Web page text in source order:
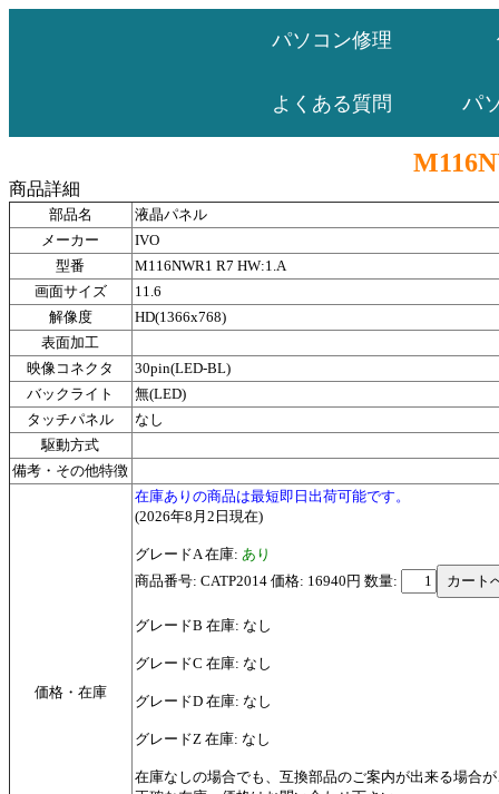
パソコン修理
よくある質問 パ
商品詳細
部品名
液晶パネル
メーカー
IVO
型番
M116NWR1 R7 HW:1.A
画面サイズ
11.6
解像度
HD(1366x768)
表面加工
映像コネクタ
30pin(LED-BL)
バックライト
無(LED)
タッチパネル
なし
駆動方式
備考・その他特徴
価格・在庫
在庫ありの商品は最短即日出荷可能です。
(2026年8月2日現在)
グレードA 在庫: あり
商品番号: CATP2014 価格: 16940円 数量:
グレードB 在庫: なし
グレードC 在庫: なし
グレードD 在庫: なし
グレードZ 在庫: なし
在庫なしの場合でも、互換部品のご案内が出来る場合